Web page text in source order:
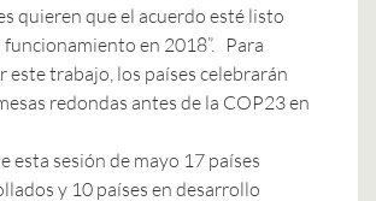
quieren que el acuerdo esté listo
funcionamiento en 2018”. Para
este trabajo, los países celebrarán
redondas antes de la COP23 en
esta sesión de mayo 17 países
y 10 países en desarrollo